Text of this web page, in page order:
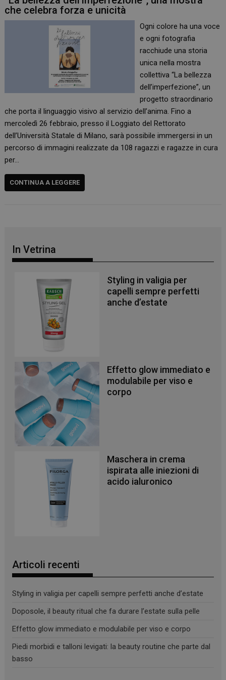
che celebra forza e unicità
Ogni colore ha una voce
e ogni fotografia
racchiude una storia
unica nella mostra
collettiva “La bellezza
dell’imperfezione”, un
progetto straordinario
che porta il linguaggio visivo al servizio dell’anima. Fino a
mercoledì 26 febbraio, presso il Loggiato del Rettorato
dell’Università Statale di Milano, sarà possibile immergersi in un
percorso di immagini realizzate da 108 ragazzi e ragazze in cura
per…
CONTINUA A LEGGERE
In Vetrina
Styling in valigia per
capelli sempre perfetti
anche d’estate
Effetto glow immediato e
modulabile per viso e
corpo
Maschera in crema
ispirata alle iniezioni di
acido ialuronico
Articoli recenti
Styling in valigia per capelli sempre perfetti anche d’estate
Doposole, il beauty ritual che fa durare l’estate sulla pelle
Effetto glow immediato e modulabile per viso e corpo
Piedi morbidi e talloni levigati: la beauty routine che parte dal
basso